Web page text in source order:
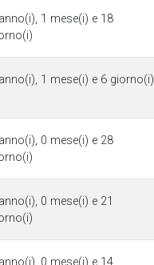
1 mese(i) e 18
1 mese(i) e 6 giorno(i)
0 mese(i) e 28
0 mese(i) e 21
0 mese(i) e 14